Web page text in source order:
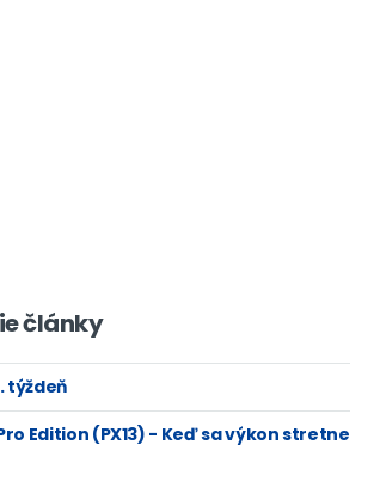
články
týždeň
Edition (PX13) - Keď sa výkon stretne